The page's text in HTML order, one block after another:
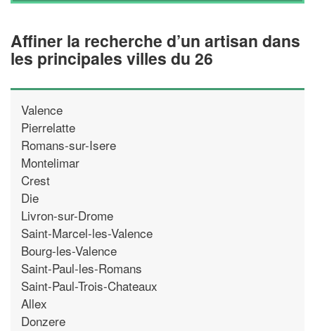
Affiner la recherche d’un artisan dans
les principales villes du 26
Valence
Pierrelatte
Romans-sur-Isere
Montelimar
Crest
Die
Livron-sur-Drome
Saint-Marcel-les-Valence
Bourg-les-Valence
Saint-Paul-les-Romans
Saint-Paul-Trois-Chateaux
Allex
Donzere